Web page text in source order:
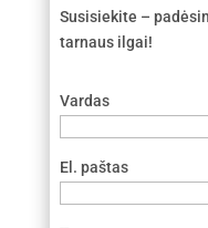
Susisiekite –
tarnaus ilgai!
Vardas
El. paštas